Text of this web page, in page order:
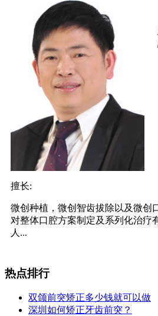
擅长:
微创种植，微创智齿拔除以及微创
对整体口腔方案制定及系列化治疗
人...
热点排行
双颌前突矫正多少钱就可以做
深圳如何矫正牙齿前突？